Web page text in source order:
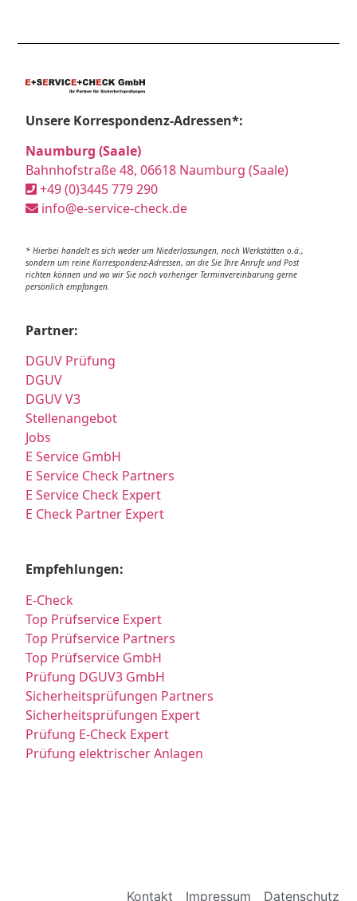
Unsere Korrespondenz-Adressen*:
Naumburg (Saale)
Bahnhofstraße 48, 06618 Naumburg (Saale)
+49 (0)3445 779 290
info@e-service-check.de
* Hierbei handelt es sich weder um Niederlassungen, noch Werkstätten o.ä.,
sondern um reine Korrespondenz-Adressen, an die Sie Ihre Anrufe und Post
richten können und wo wir Sie nach vorheriger Terminvereinbarung gerne
persönlich empfangen.
Partner:
DGUV Prüfung
DGUV
DGUV V3
Stellenangebot
Jobs
E Service GmbH
E Service Check Partners
E Service Check Expert
E Check Partner Expert
Empfehlungen:
E-Check
Top Prüfservice Expert
Top Prüfservice Partners
Top Prüfservice GmbH
Prüfung DGUV3 GmbH
Sicherheitsprüfungen Partners
Sicherheitsprüfungen Expert
Prüfung E-Check Expert
Prüfung elektrischer Anlagen
Kontakt Impressum Datenschutz